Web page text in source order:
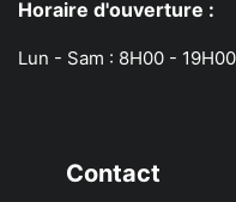
Horaire d'ouverture :
Lun - Sam : 8H00 -
Contact